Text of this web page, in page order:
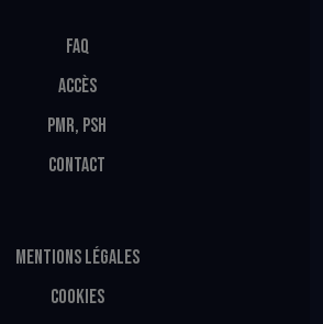
FAQ
ACCÈS
PMR, PSH
CONTACT
MENTIONS LÉGALES
COOKIES